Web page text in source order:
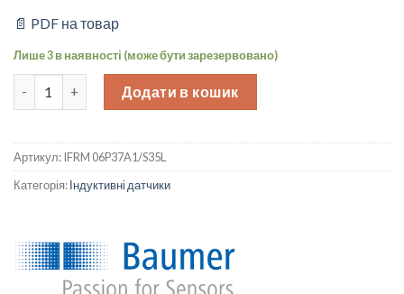
📄 PDF на товар
Лише 3 в наявності (може бути зарезервовано)
Індуктивний датчик наближення Ø 6.5mm (Diameter), PNP/NC
Додати в кошик
Артикул:IFRM 06P37A1/S35L
Категорія:Індуктивні датчики